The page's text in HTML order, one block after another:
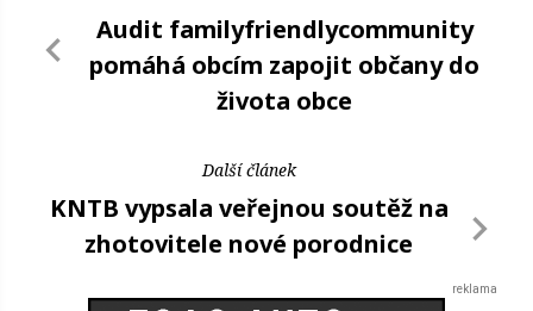
Audit familyfriendlycommunity
pomáhá obcím zapojit občany do
života obce
Další článek
KNTB vypsala veřejnou soutěž na
zhotovitele nové porodnice